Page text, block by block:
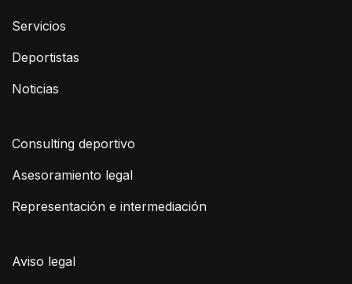
Servicios
Deportistas
Noticias
Consulting deportivo
Asesoramiento legal
Representación e intermediación
Aviso legal